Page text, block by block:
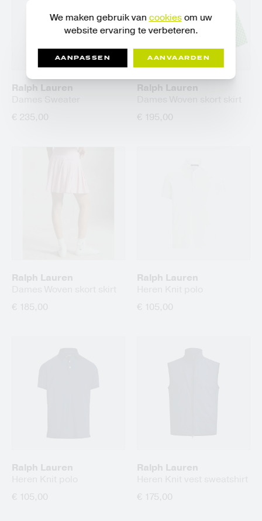
Ralph Lauren
€ 235,00
Ralph Lauren
€ 195,00
Ralph Lauren
€ 185,00
Ralph Lauren
€ 105,00
Ralph Lauren
€ 105,00
Ralph Lauren
€ 175,00
We maken gebruik van cookiesom uw
website ervaring te verbeteren.
AANPASSEN AANVAARDEN